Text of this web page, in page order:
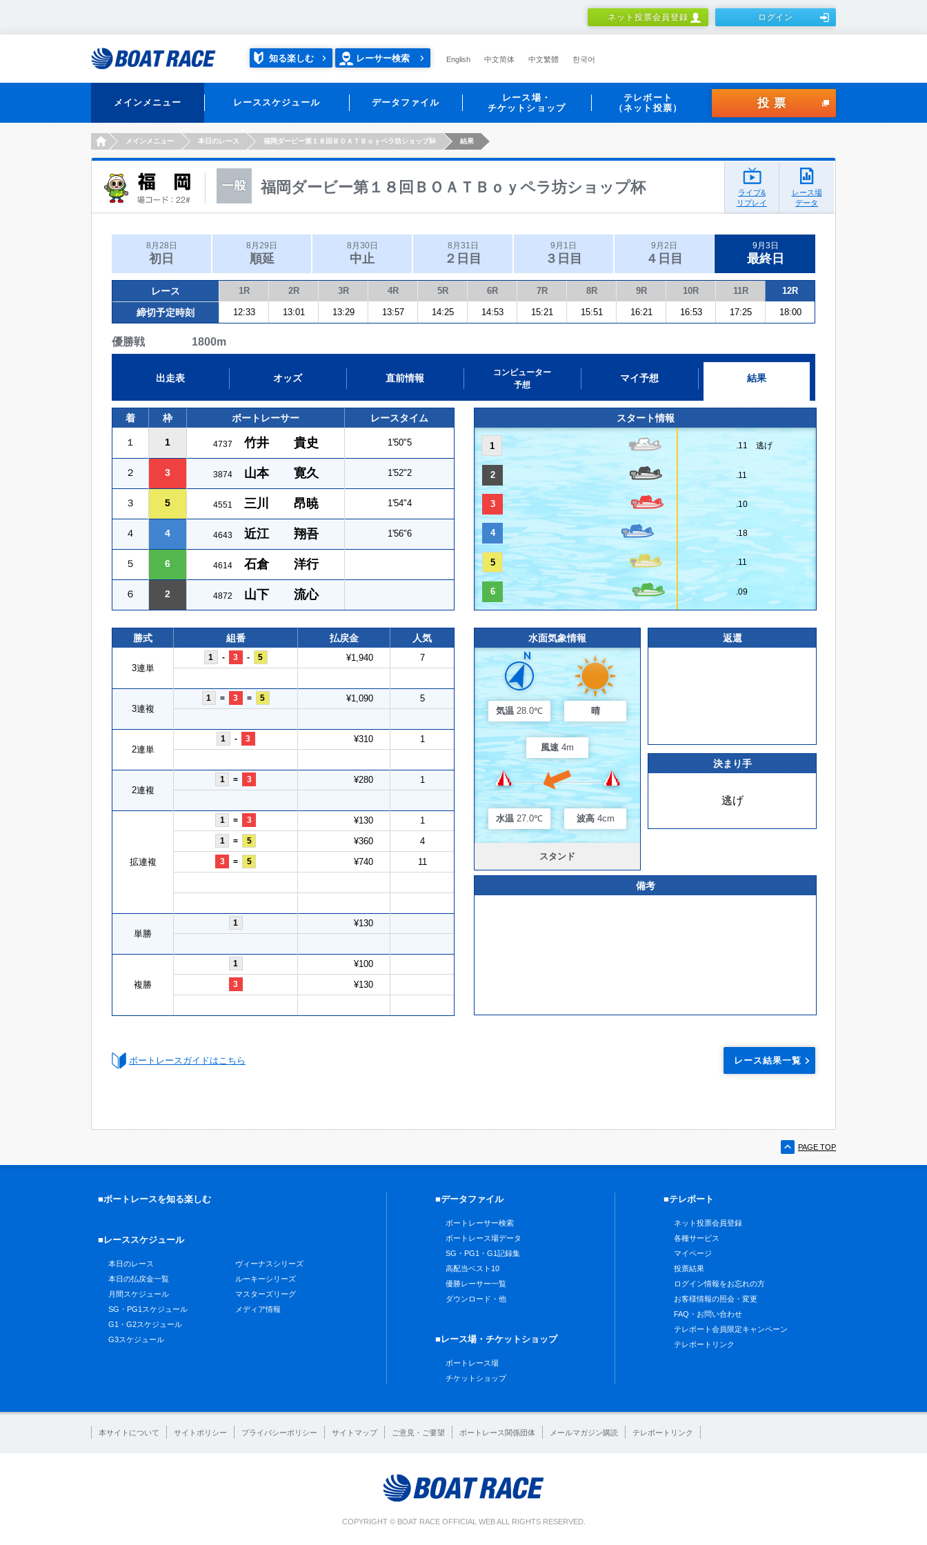
ネット投票会員登録 ログイン
知る楽しむ レーサー検索 English 中文简体 中文繁體 한국어
メインメニュー レーススケジュール データファイル
レース場・
チケットショップ
テレボート
（ネット投票）
投票
HOMEメインメニュー 本日のレース 福岡ダービー第１８回ＢＯＡＴＢｏｙペラ坊ショップ杯 結果
福岡ダービー第１８回ＢＯＡＴＢｏｙペラ坊ショップ杯
ライブ&
リプレイ
レース場
データ
8月28日
初日
8月29日
順延
8月30日
中止
8月31日
２日目
9月1日
３日目
9月2日
４日目
9月3日
最終日
レース 1R 2R 3R 4R 5R 6R 7R 8R 9R 10R 11R 12R
締切予定時刻 12:33 13:01 13:29 13:57 14:25 14:53 15:21 15:51 16:21 16:53 17:25 18:00
優勝戦 1800m
出走表 オッズ 直前情報
コンピューター
予想
マイ予想 結果
着 枠 ボートレーサー レースタイム
１ 1 4737 竹井 貴史 1'50"5
２ 3 3874 山本 寛久 1'52"2
３ 5 4551 三川 昂暁 1'54"4
４ 4 4643 近江 翔吾 1'56"6
５ 6 4614 石倉 洋行
６ 2 4872 山下 流心
スタート情報
1 .11 逃げ
2 .11
3 .10
4 .18
5 .11
6 .09
勝式 組番 払戻金 人気
3連単
1 - 3 - 5 ¥1,940 7
3連複
1 = 3 = 5 ¥1,090 5
2連単
1 - 3 ¥310 1
2連複
1 = 3 ¥280 1
拡連複
1 = 3 ¥130 1
1 = 5 ¥360 4
3 = 5 ¥740 11
単勝
1 ¥130
複勝
1 ¥100
3 ¥130
水面気象情報
気温 28.0℃ 晴
風速 4m
水温 27.0℃ 波高 4cm
スタンド
返還
決まり手
逃げ
備考
ボートレースガイドはこちら レース結果一覧
PAGE TOP
■ボートレースを知る楽しむ
■レーススケジュール
本日のレース
本日の払戻金一覧
月間スケジュール
SG・PG1スケジュール
G1・G2スケジュール
G3スケジュール
ヴィーナスシリーズ
ルーキーシリーズ
マスターズリーグ
メディア情報
■データファイル
ボートレーサー検索
ボートレース場データ
SG・PG1・G1記録集
高配当ベスト10
優勝レーサー一覧
ダウンロード・他
■レース場・チケットショップ
ボートレース場
チケットショップ
■テレボート
ネット投票会員登録
各種サービス
マイページ
投票結果
ログイン情報をお忘れの方
お客様情報の照会・変更
FAQ・お問い合わせ
テレボート会員限定キャンペーン
テレボートリンク
本サイトについて サイトポリシー プライバシーポリシー サイトマップ ご意見・ご要望 ボートレース関係団体 メールマガジン購読 テレボートリンク
COPYRIGHT © BOAT RACE OFFICIAL WEB ALL RIGHTS RESERVED.